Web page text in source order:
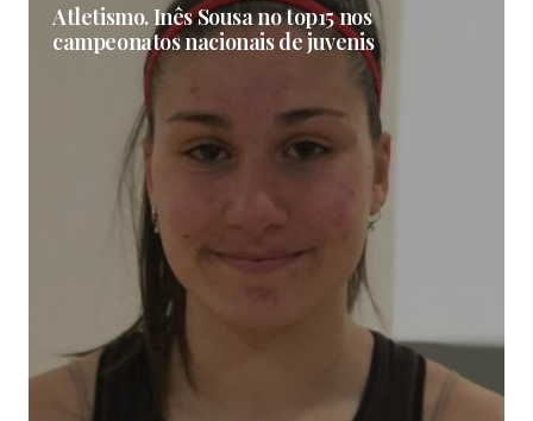
Atletismo. Inês Sousa no top15 nos
campeonatos nacionais de juvenis